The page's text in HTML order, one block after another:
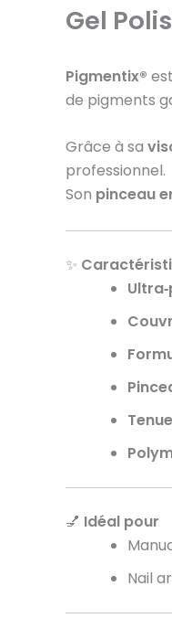
Gel
Pigmentix®
de pigments
Grâce à sa
professionnel.
Son pinceau
✨
💅 Idéal pour
Nail